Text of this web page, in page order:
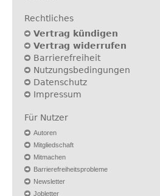
Rechtliches
Vertrag kündigen
Vertrag widerrufen
Barrierefreiheit
Nutzungsbedingungen
Datenschutz
Impressum
Für Nutzer
Autoren
Mitgliedschaft
Mitmachen
Barrierefreiheitsprobleme
Newsletter
Jobletter